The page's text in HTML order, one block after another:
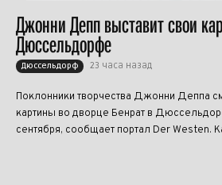
Джонни Депп выставит свои
Дюссельдорфе
Дюссельдорф 23 часа назад
Поклонники творчества Джонни Деппа
картины во дворце Бенрат в
сентября, сообщает портал Der Westen.